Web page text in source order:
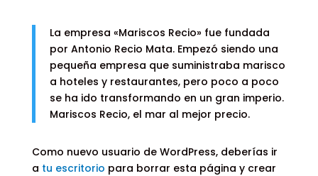
La empresa «Mariscos Recio» fue fundada
por Antonio Recio Mata. Empezó siendo una
pequeña empresa que suministraba marisco
a hoteles y restaurantes, pero poco a poco
se ha ido transformando en un gran imperio.
Mariscos Recio, el mar al mejor precio.
Como nuevo usuario de WordPress, deberías ir
a tu escritorio para borrar esta página y crear